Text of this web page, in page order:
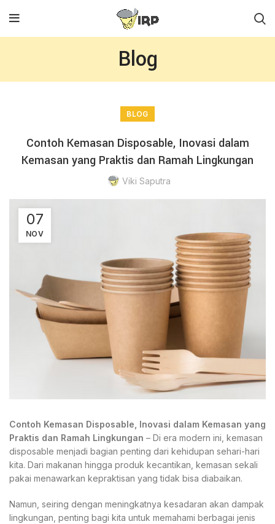
Blog
BLOG
Contoh Kemasan Disposable, Inovasi dalam
Kemasan yang Praktis dan Ramah Lingkungan
Viki Saputra
07
NOV
Contoh Kemasan Disposable, Inovasi dalam Kemasan yang
Praktis dan Ramah Lingkungan – Di era modern ini, kemasan
disposable menjadi bagian penting dari kehidupan sehari-hari
kita. Dari makanan hingga produk kecantikan, kemasan sekali
pakai menawarkan kepraktisan yang tidak bisa diabaikan.
Namun, seiring dengan meningkatnya kesadaran akan dampak
lingkungan, penting bagi kita untuk memahami berbagai jenis